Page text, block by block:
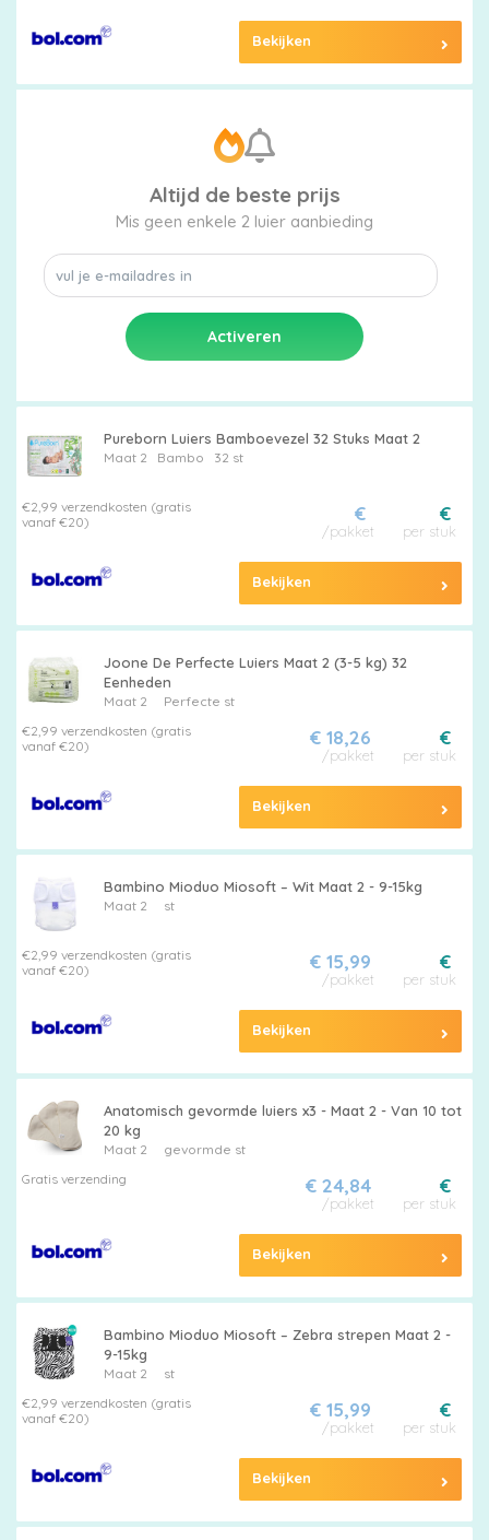
Bekijken
Altijd de beste prijs
Mis geen enkele 2 luier aanbieding
Pureborn Luiers Bamboevezel 32 Stuks Maat 2
Maat 2 Bambo 32 st
€2,99 verzendkosten (gratis
vanaf €20)
€
per stuk
€
/pakket
Bekijken
Joone De Perfecte Luiers Maat 2 (3-5 kg) 32
Eenheden
Maat 2
Perfecte st
€2,99 verzendkosten (gratis
vanaf €20)
€
per stuk
€ 18,26
/pakket
Bekijken
Bambino Mioduo Miosoft – Wit Maat 2 - 9-15kg
Maat 2 st
€2,99 verzendkosten (gratis
vanaf €20)
€
per stuk
€ 15,99
/pakket
Bekijken
Anatomisch gevormde luiers x3 - Maat 2 - Van 10 tot
20 kg
Maat 2
gevormde st
Gratis verzending
€
per stuk
€ 24,84
/pakket
Bekijken
Bambino Mioduo Miosoft – Zebra strepen Maat 2 -
9-15kg
Maat 2
st
€2,99 verzendkosten (gratis
vanaf €20)
€
per stuk
€ 15,99
/pakket
Bekijken